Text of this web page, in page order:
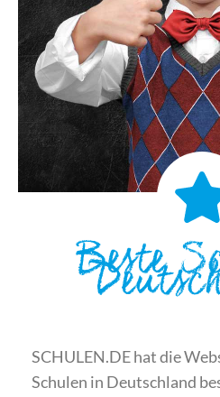
Beste
SCHULEN.DE hat die
Schulen in Deutschland